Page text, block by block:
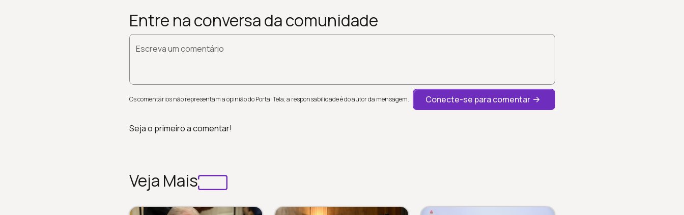
Entre na conversa da comunidade
Escreva um comentário
Os comentários não representam a opinião do Portal Tela; a responsabilidade é do autor da mensagem. Conecte-se para comentar
Seja o primeiro a comentar!
Veja Mais